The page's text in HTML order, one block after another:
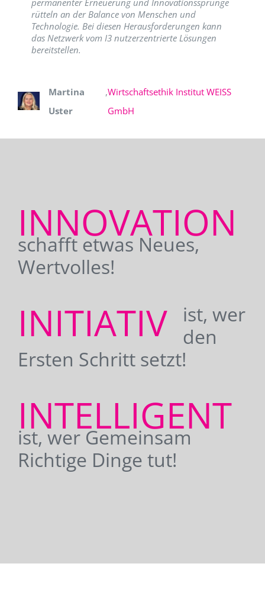
permanenter Erneuerung und Innovationssprünge
rütteln an der Balance von Menschen und
Technologie. Bei diesen Herausforderungen kann
das Netzwerk vom I3 nutzerzentrierte Lösungen
bereitstellen.
Martina
Uster
,Wirtschaftsethik Institut WEISS
GmbH
INNOVATION
schafft etwas Neues,
Wertvolles!
INITIATIV
ist, wer
den
Ersten Schritt setzt!
INTELLIGENT
ist, wer Gemeinsam
Richtige Dinge tut!